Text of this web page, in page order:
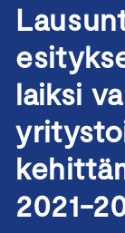
laiksi
2021-